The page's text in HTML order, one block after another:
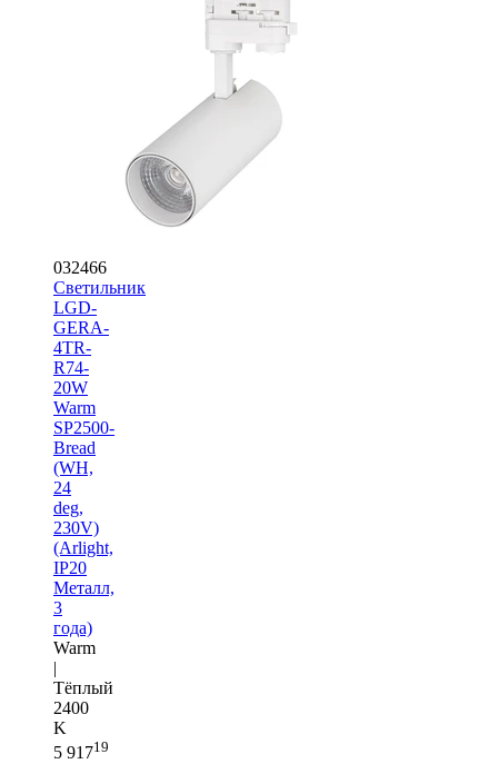
032466
Светильник
LGD-
GERA-
4TR-
R74-
20W
Warm
SP2500-
Bread
(WH,
24
deg,
230V)
(Arlight,
IP20
Металл,
3
года)
Warm
|
Тёплый
2400
K
5 91719